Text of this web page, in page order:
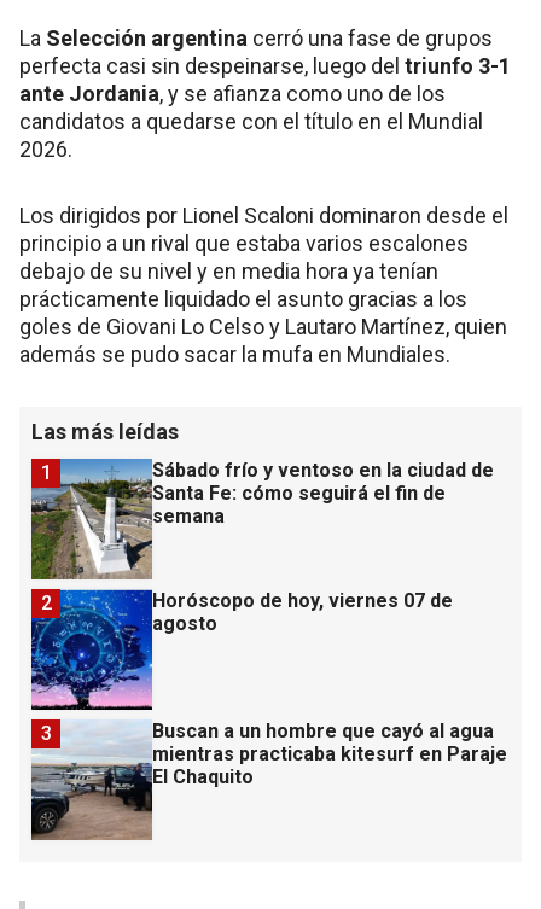
La Selección argentina cerró una fase de grupos
perfecta casi sin despeinarse, luego del triunfo 3-1
ante Jordania, y se afianza como uno de los
candidatos a quedarse con el título en el Mundial
2026.
Los dirigidos por Lionel Scaloni dominaron desde el
principio a un rival que estaba varios escalones
debajo de su nivel y en media hora ya tenían
prácticamente liquidado el asunto gracias a los
goles de Giovani Lo Celso y Lautaro Martínez, quien
además se pudo sacar la mufa en Mundiales.
Las más leídas
Sábado frío y ventoso en la ciudad de
Santa Fe: cómo seguirá el fin de
semana
1
Horóscopo de hoy, viernes 07 de
agosto
2
Buscan a un hombre que cayó al agua
mientras practicaba kitesurf en Paraje
El Chaquito
3